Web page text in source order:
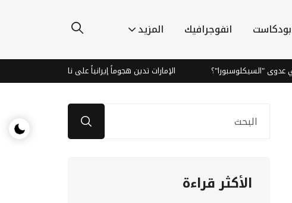
بودكاست انفوجرافيك المزيد
الإمارات تدين هجوماً إيرانياً على ناقلة نفط بمضيق هرمز وتؤكد
الأكثر قراءة